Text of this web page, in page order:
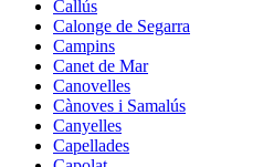
Callús
Calonge de Segarra
Campins
Canet de Mar
Canovelles
Cànoves i Samalús
Canyelles
Capellades